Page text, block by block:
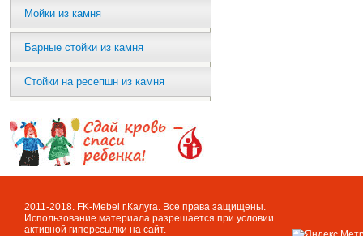
Мойки из камня
Барные стойки из камня
Стойки на ресепшн из камня
2011-2018. FK-Mebel г.Калуга. Все права защищены.
Использование материала разрешается при условии
активной гиперссылки на сайт.